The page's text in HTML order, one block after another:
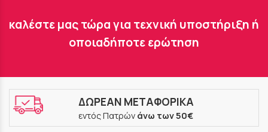
καλέστε μας τώρα για τεχνική υποστήριξη ή
οποιαδήποτε ερώτηση
ΔΩΡΕΑΝ ΜΕΤΑΦΟΡΙΚΑ
εντός Πατρών άνω των 50€